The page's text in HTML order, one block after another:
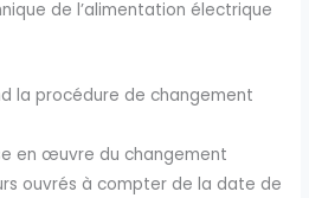
de l’alimentation électrique
la procédure de changement
en œuvre du changement
ouvrés à compter de la date de